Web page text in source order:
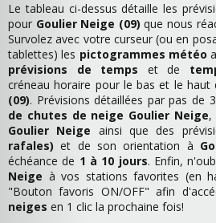
Le tableau ci-dessus détaille les
pour Goulier Neige (09) que nous
Survolez avec votre curseur (ou en
tablettes) les pictogrammes météo
prévisions de temps et de
créneau horaire pour le bas et le haut
(09). Prévisions détaillées par pas de
de chutes de neige Goulier Neige,
Goulier Neige ainsi que des
rafales) et de son orientation à
échéance de 1 à 10 jours. Enfin,
Neige à vos stations favorites (en
"Bouton favoris ON/OFF" afin
neiges en 1 clic la prochaine fois!